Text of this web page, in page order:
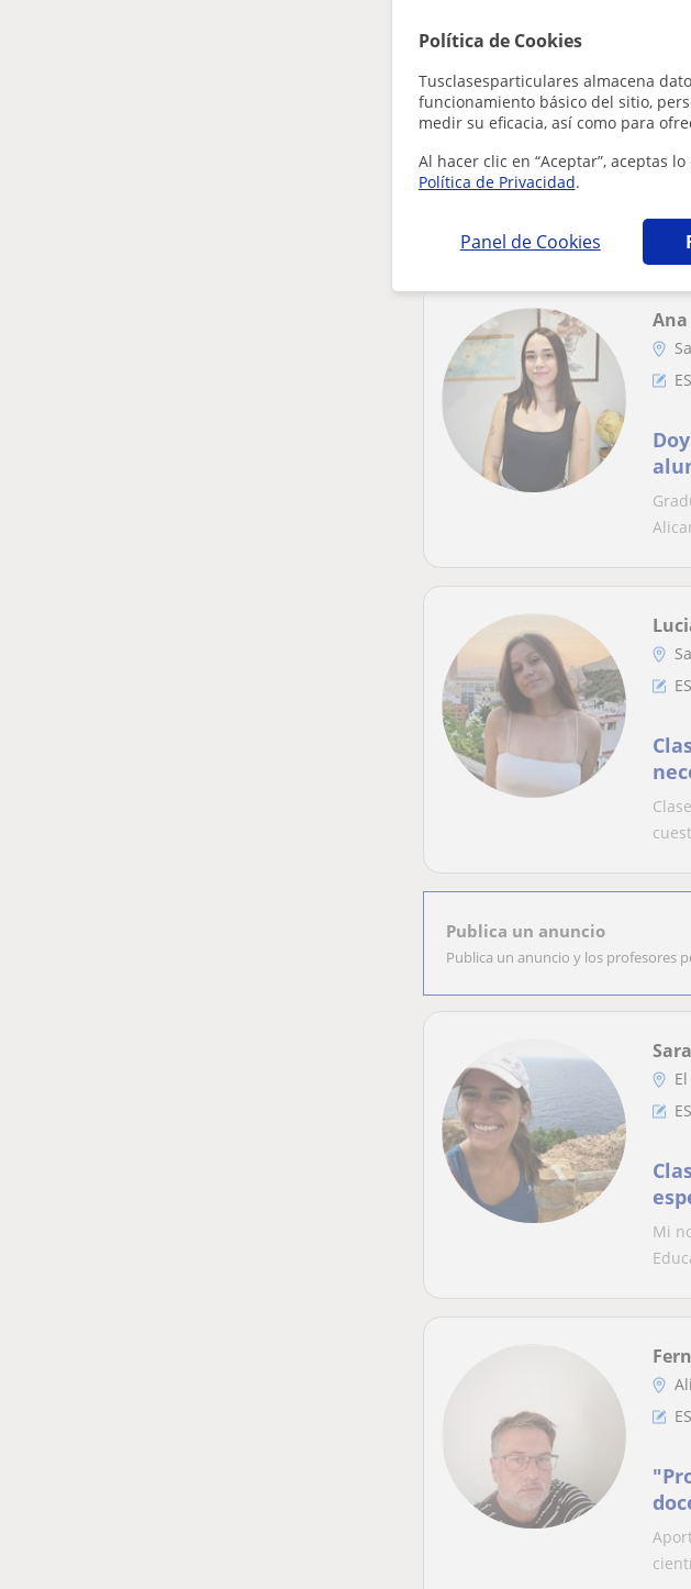
Política de Cookies
Tusclasesparticulares almacena
funcionamiento básico del sitio,
medir su eficacia, así como para
Al hacer clic en “Aceptar”, aceptas
Política de Privacidad.
Panel de Cookies
sus
Ana
Publica un anuncio
Publica un anuncio y los profesores
Sara
de
Mi